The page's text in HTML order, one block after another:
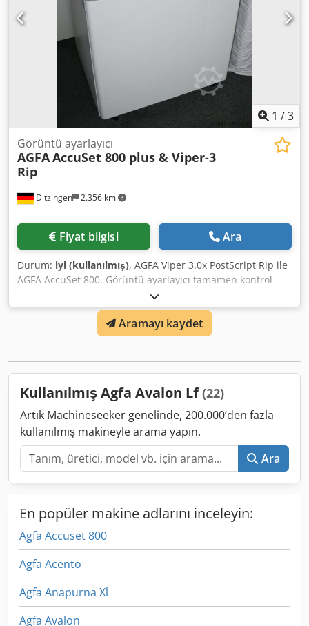
1 /3
Ditzingen 2.356 km
Görüntü ayarlayıcı
AGFAAccuSet 800 plus & Viper-3
Rip
Fiyat bilgisi Ara
Durum: iyi (kullanılmış), AGFA Viper 3.0x PostScript Rip ile
AGFA AccuSet 800. Görüntü ayarlayıcı tamamen kontrol
edilmiş ve temizlenmiştir. Çözünürlükler: 1200, 1800 ve
2400 dpi - Techkon film densitometresi dahil. Size daha
fazla bilgi ve resim göndermekten memnuniyet duyarız.
Yenilenmiş 2024 Chedpfx Aqjbr Ahtsvea
Aramayı kaydet
Kullanılmış Agfa Avalon Lf(22)
Artık Machineseeker genelinde, 200.000’den fazla
kullanılmış makineyle arama yapın.
Ara
En popüler makine adlarını inceleyin:
Agfa Accuset 800
Agfa Acento
Agfa Anapurna Xl
Agfa Avalon